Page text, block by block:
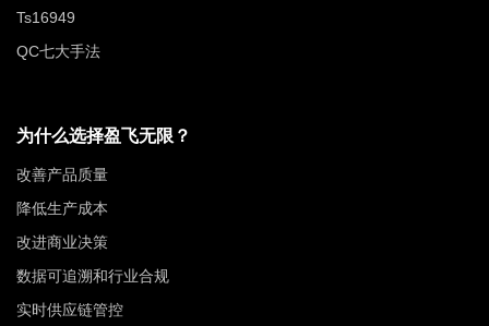
Ts16949
QC七大手法
为什么选择盈飞无限？
改善产品质量
降低生产成本
改进商业决策
数据可追溯和行业合规
实时供应链管控